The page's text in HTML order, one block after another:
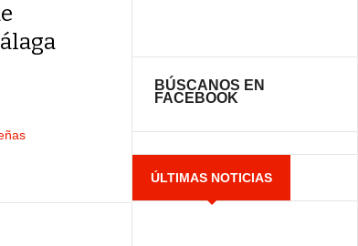
BÚSCANOS EN
FACEBOOK
ÚLTIMAS NOTICIAS